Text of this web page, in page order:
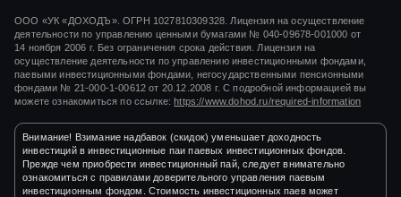
ООО «УК «ДОХОДЪ». ОГРН 1027810309328. Лицензия на осуществление
деятельности по управлению ценными бумагами № 040-09678-001000 от
14 ноября 2006 г. Без ограничения срока действия. Лицензия на
осуществление деятельности по управлению инвестиционными фондами,
паевыми инвестиционными фондами, негосударственными пенсионными
фондами № 21-000-1-00612 от 20.12.2008 г. С подробной информацией вы
можете ознакомиться по ссылке:https://www.dohod.ru/required-information
Внимание! Взимание надбавок (скидок) уменьшает доходность
инвестиций в инвестиционные паи паевых инвестиционных фондов.
Прежде чем приобрести инвестиционный пай, следует внимательно
ознакомиться с правилами доверительного управления паевым
инвестиционным фондом. Стоимость инвестиционных паев может